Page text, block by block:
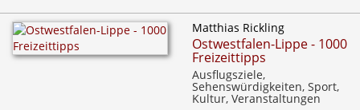
Matthias Rickling
Ostwestfalen-Lippe - 1000
Freizeittipps
Ausflugsziele,
Sehenswürdigkeiten, Sport,
Kultur, Veranstaltungen